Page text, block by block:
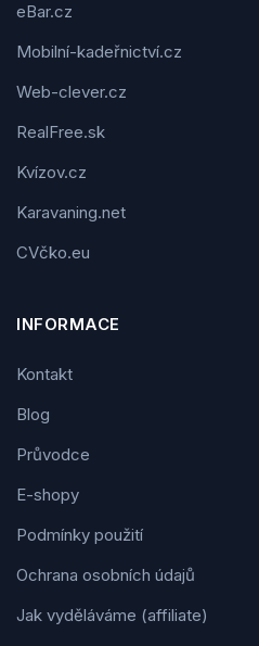
eBar.cz
Mobilní-kadeřnictví.cz
Web-clever.cz
RealFree.sk
Kvízov.cz
Karavaning.net
CVčko.eu
INFORMACE
Kontakt
Blog
Průvodce
E-shopy
Podmínky použití
Ochrana osobních údajů
Jak vyděláváme (affiliate)